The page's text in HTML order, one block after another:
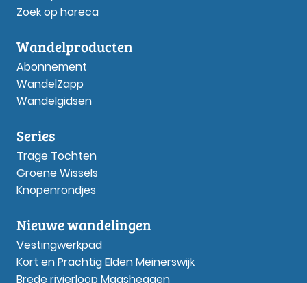
Zoek op horeca
Wandelproducten
Abonnement
WandelZapp
Wandelgidsen
Series
Trage Tochten
Groene Wissels
Knopenrondjes
Nieuwe wandelingen
Vestingwerkpad
Kort en Prachtig Elden Meinerswijk
Brede rivierloop Maasheggen